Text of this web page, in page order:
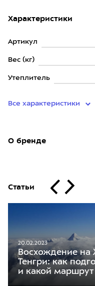
Характеристики
Артикул
Вес (кг)
Утеплитель
Все характеристики
О бренде
Статьи
20.02.2023
Восхождение на
Тенгри: как
и какой